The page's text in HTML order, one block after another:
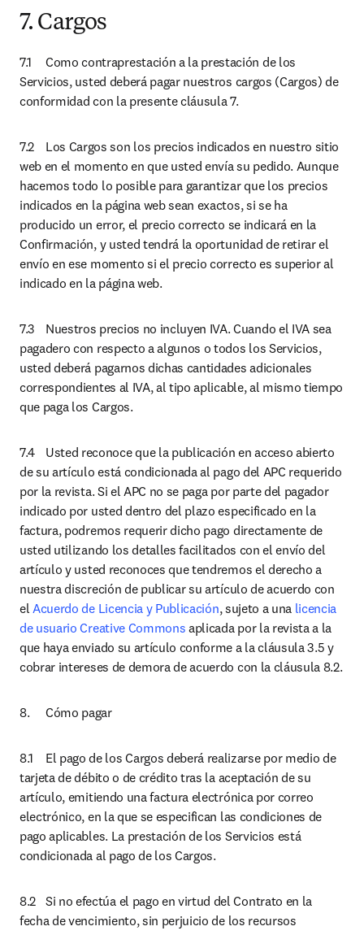
7. Cargos
7.1	Como contraprestación a la prestación de los
Servicios, usted deberá pagar nuestros cargos (Cargos) de
conformidad con la presente cláusula 7.
7.2	Los Cargos son los precios indicados en nuestro sitio
web en el momento en que usted envía su pedido. Aunque
hacemos todo lo posible para garantizar que los precios
indicados en la página web sean exactos, si se ha
producido un error, el precio correcto se indicará en la
Confirmación, y usted tendrá la oportunidad de retirar el
envío en ese momento si el precio correcto es superior al
indicado en la página web.
7.3	Nuestros precios no incluyen IVA. Cuando el IVA sea
pagadero con respecto a algunos o todos los Servicios,
usted deberá pagarnos dichas cantidades adicionales
correspondientes al IVA, al tipo aplicable, al mismo tiempo
que paga los Cargos.
7.4	Usted reconoce que la publicación en acceso abierto
de su artículo está condicionada al pago del APC requerido
por la revista. Si el APC no se paga por parte del pagador
indicado por usted dentro del plazo especificado en la
factura, podremos requerir dicho pago directamente de
usted utilizando los detalles facilitados con el envío del
artículo y usted reconoces que tendremos el derecho a
nuestra discreción de publicar su artículo de acuerdo con
el Acuerdo de Licencia y Publicación, sujeto a una licencia
de usuario Creative Commons aplicada por la revista a la
que haya enviado su artículo conforme a la cláusula 3.5 y
cobrar intereses de demora de acuerdo con la cláusula 8.2.
8.	Cómo pagar
8.1	El pago de los Cargos deberá realizarse por medio de
tarjeta de débito o de crédito tras la aceptación de su
artículo, emitiendo una factura electrónica por correo
electrónico, en la que se especifican las condiciones de
pago aplicables. La prestación de los Servicios está
condicionada al pago de los Cargos.
8.2	Si no efectúa el pago en virtud del Contrato en la
fecha de vencimiento, sin perjuicio de los recursos